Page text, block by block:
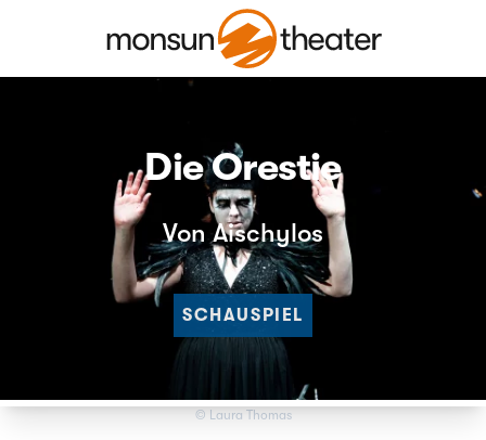
Die Orestie
Von Aischylos
SCHAUSPIEL
© Laura Thomas